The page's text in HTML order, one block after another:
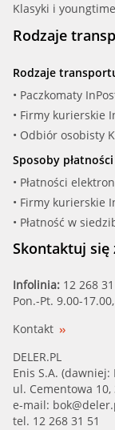
Klasyki i
Rodzaje
Rodzaje
• Paczkomaty
• Firmy kurierskie
• Odbiór osobisty
Sposoby płatności
• Płatności
• Firmy kurierskie
• Płatność w
Skontaktuj się
Infolinia: 12 268
Pon.-Pt. 9.00-
Kontakt
DELER.PL
Enis S.A. (dawniej:
ul. Cementowa
e-mail:
tel. 12 268 31 51